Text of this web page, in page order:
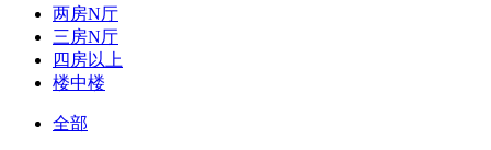
两房N厅
三房N厅
四房以上
楼中楼
全部